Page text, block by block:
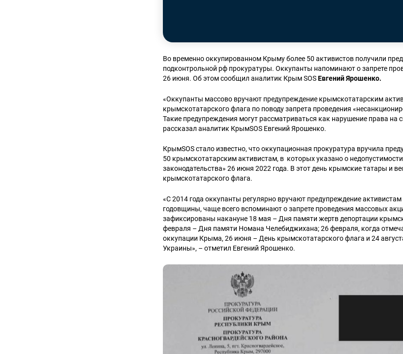
Во временно оккупированном Крыму более 50 активистов получили
подконтрольной рф прокуратуры. Оккупанты напоминают о запрете
26 июня. Об этом сообщил аналитик Крым SOSЕвгений Ярошенко.
«Оккупанты массово вручают предупреждение крымскотатарским
крымскотатарского флага по поводу запрета проведения
Такие предупреждения могут рассматриваться как нарушение права на
рассказал аналитик КрымSOS Евгений Ярошенко.
КрымSOS стало известно, что оккупационная прокуратура вручила
50 крымскотатарским активистам, в которых указано о
законодательства» 26 июня 2022 года. В этот день крымские татары и
крымскотатарского флага.
«С 2014 года оккупанты регулярно вручают предупреждение
годовщины, чаще всего вспоминают о запрете проведения массовых
зафиксированы накануне 18 мая – Дня памяти жертв депортации
февраля – Дня памяти Номана Челебиджихана; 26 февраля, когда
оккупации Крыма, 26 июня – День крымскотатарского флага и 24
Украины», – отметил Евгений Ярошенко.